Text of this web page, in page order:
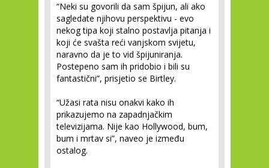
“Neki su govorili da sam špijun, ali ako
sagledate njihovu perspektivu - evo
nekog tipa koji stalno postavlja pitanja i
koji će svašta reći vanjskom svijetu,
naravno da je to vid špijuniranja.
Postepeno sam ih pridobio i bili su
fantastični”, prisjetio se Birtley.
“Užasi rata nisu onakvi kako ih
prikazujemo na zapadnjačkim
televizijama. Nije kao Hollywood, bum,
bum i mrtav si”, naveo je između
ostalog.